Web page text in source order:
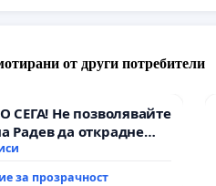
от други потребители
СЕГА! Не позволявайте
Радев да открадне
ни в тъмното
за прозрачност